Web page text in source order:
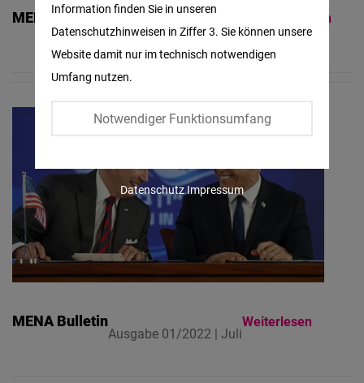
MENA Bulletin
Ausgabe 02/2022 | August
Weiterlesen
MENA Bulletin
Ausgabe 01/2022 | Juli
Weiterlesen
Information finden Sie in unseren
Datenschutzhinweisen in Ziffer 3. Sie können unsere
Website damit nur im technisch notwendigen
Umfang nutzen.
Notwendiger Funktionsumfang
Twitter
Embed
Instagram
Embed
Google
Embed
Cloudinary
DatenschutzImpressum